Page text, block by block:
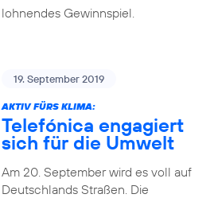
lohnendes Gewinnspiel.
19. September 2019
AKTIV FÜRS KLIMA:
Telefónica engagiert
sich für die Umwelt
Am 20. September wird es voll auf
Deutschlands Straßen. Die